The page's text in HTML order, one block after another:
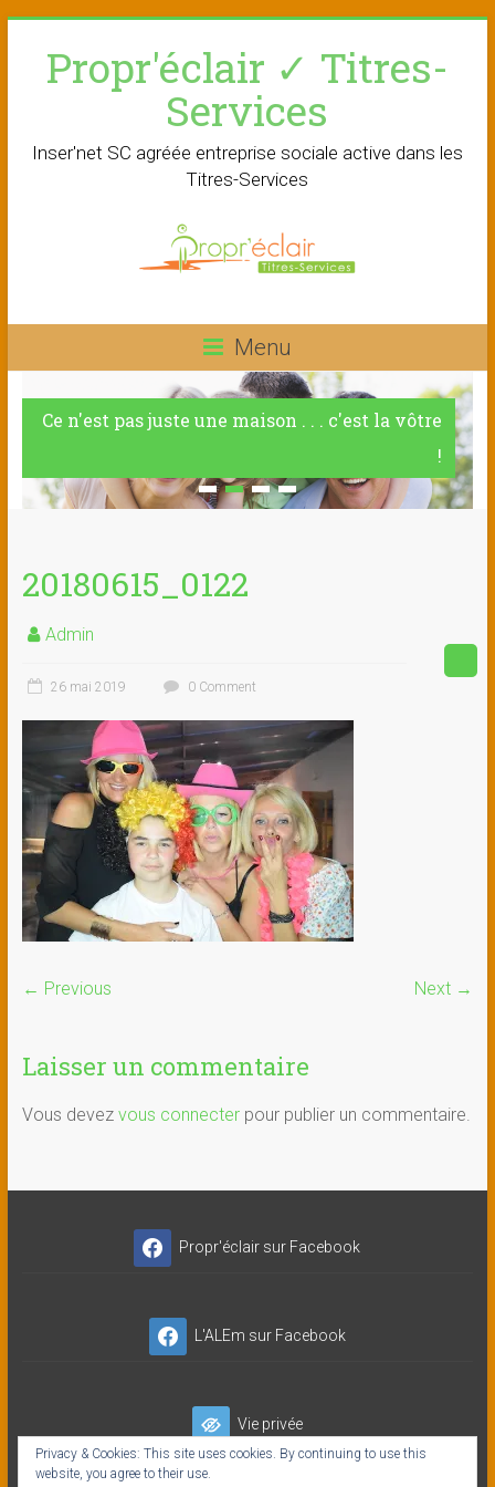
contentPropr'éclair ✓ Titres-
Services
Inser'net SC agréée entreprise sociale active dans les
Titres-Services
Menu
Ce n'est pas juste une maison . . . c'est la vôtre
!
20180615_0122
Admin
26 mai 2019 0 Comment
← Previous Next →
Laisser un commentaire
Vous devez vous connecterpour publier un commentaire.
Propr'éclair sur Facebook
L'ALEm sur Facebook
Vie privée
Privacy & Cookies: This site uses cookies. By continuing to use this
website, you agree to their use.